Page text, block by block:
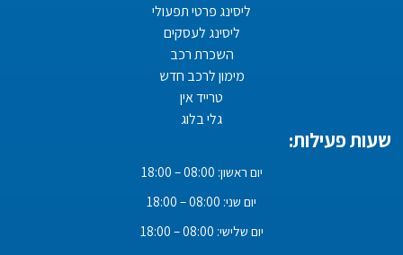
ליסינג פרטי תפעולי
ליסינג לעסקים
השכרת רכב
מימון לרכב חדש
טרייד אין
גלי בלוג
שעות פעילות:
יום ראשון: 08:00 – 18:00
יום שני: 08:00 – 18:00
יום שלישי: 08:00 – 18:00